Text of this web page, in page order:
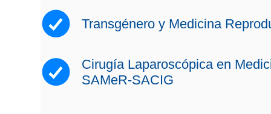
Transgénero y Medicina
Cirugía Laparoscópica en
SAMeR-SACIG